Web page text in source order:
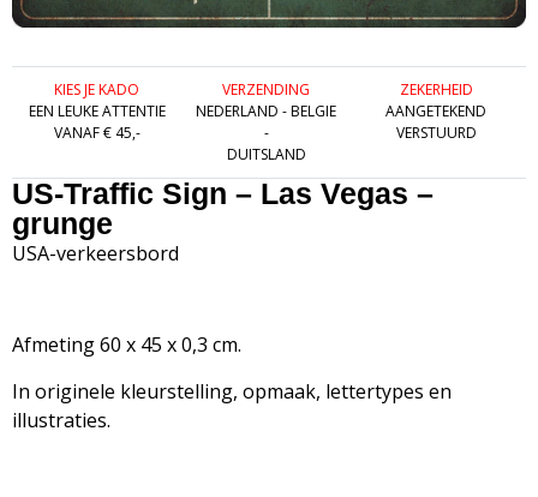
KIES JE KADO
EEN LEUKE ATTENTIE
VANAF € 45,-
VERZENDING
NEDERLAND - BELGIE
-
DUITSLAND
ZEKERHEID
AANGETEKEND
VERSTUURD
US-Traffic Sign – Las Vegas –
grunge
USA-verkeersbord
Afmeting 60 x 45 x 0,3 cm.
In originele kleurstelling, opmaak, lettertypes en
illustraties.